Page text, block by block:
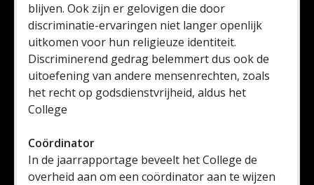
blijven. Ook zijn er gelovigen die door
discriminatie-ervaringen niet langer openlijk
uitkomen voor hun religieuze identiteit.
Discriminerend gedrag belemmert dus ook de
uitoefening van andere mensenrechten, zoals
het recht op godsdienstvrijheid, aldus het
College
Coördinator
In de jaarrapportage beveelt het College de
overheid aan om een coördinator aan te wijzen